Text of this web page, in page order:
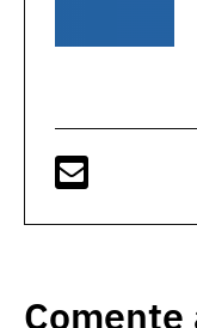
Comente